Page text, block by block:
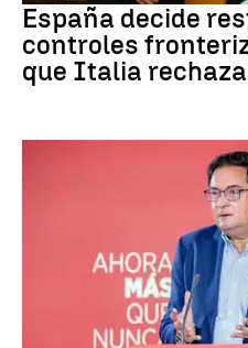
España decide
controles
que Italia